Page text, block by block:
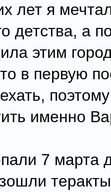
лет я
детства, а
этим
в первую
именно
7 марта